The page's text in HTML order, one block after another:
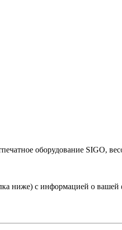
оборудование SIGO,
ниже) с информацией о вашей